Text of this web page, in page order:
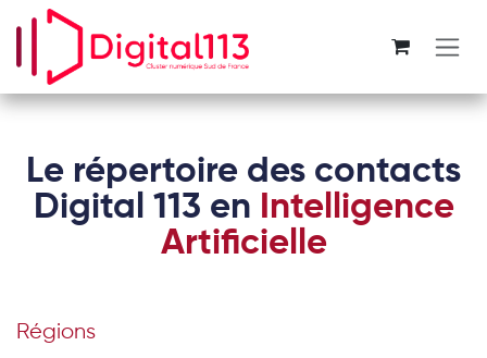
Se rendre au contenu
Le répertoire des contacts
Digital 113 en Intelligence
Artificielle
Régions